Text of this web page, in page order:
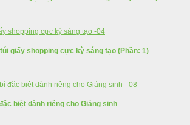
giấy shopping cực kỳ sáng tạo (Phần: 1)
biệt dành riêng cho Giáng sinh